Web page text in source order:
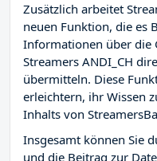
Zusätzlich arbeitet
neuen Funktion, die es
Informationen über die
Streamers ANDI_CH
übermitteln. Diese
erleichtern, ihr Wissen
Inhalts von
Insgesamt können Sie
und die Beitrag zur